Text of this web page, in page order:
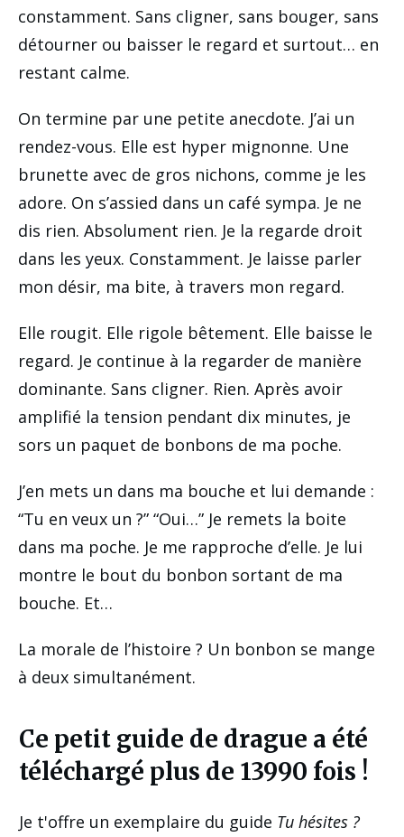
constamment. Sans cligner, sans bouger, sans
détourner ou baisser le regard et surtout… en
restant calme.
On termine par une petite anecdote. J’ai un
rendez-vous. Elle est hyper mignonne. Une
brunette avec de gros nichons, comme je les
adore. On s’assied dans un café sympa. Je ne
dis rien. Absolument rien. Je la regarde droit
dans les yeux. Constamment. Je laisse parler
mon désir, ma bite, à travers mon regard.
Elle rougit. Elle rigole bêtement. Elle baisse le
regard. Je continue à la regarder de manière
dominante. Sans cligner. Rien. Après avoir
amplifié la tension pendant dix minutes, je
sors un paquet de bonbons de ma poche.
J’en mets un dans ma bouche et lui demande :
“Tu en veux un ?” “Oui…” Je remets la boite
dans ma poche. Je me rapproche d’elle. Je lui
montre le bout du bonbon sortant de ma
bouche. Et…
La morale de l’histoire ? Un bonbon se mange
à deux simultanément.
Ce petit guide de drague a été
téléchargé plus de 13990 fois !
Je t'offre un exemplaire du guide Tu hésites ?